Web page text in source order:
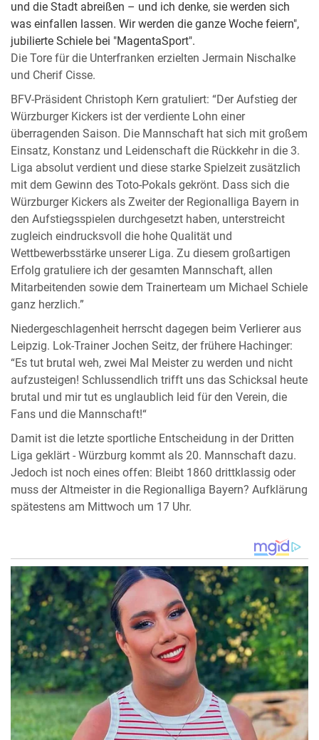
und die Stadt abreißen – und ich denke, sie werden sich
was einfallen lassen. Wir werden die ganze Woche feiern",
jubilierte Schiele bei "MagentaSport".
Die Tore für die Unterfranken erzielten Jermain Nischalke
und Cherif Cisse.
BFV-Präsident Christoph Kern gratuliert: “Der Aufstieg der
Würzburger Kickers ist der verdiente Lohn einer
überragenden Saison. Die Mannschaft hat sich mit großem
Einsatz, Konstanz und Leidenschaft die Rückkehr in die 3.
Liga absolut verdient und diese starke Spielzeit zusätzlich
mit dem Gewinn des Toto-Pokals gekrönt. Dass sich die
Würzburger Kickers als Zweiter der Regionalliga Bayern in
den Aufstiegsspielen durchgesetzt haben, unterstreicht
zugleich eindrucksvoll die hohe Qualität und
Wettbewerbsstärke unserer Liga. Zu diesem großartigen
Erfolg gratuliere ich der gesamten Mannschaft, allen
Mitarbeitenden sowie dem Trainerteam um Michael Schiele
ganz herzlich.”
Niedergeschlagenheit herrscht dagegen beim Verlierer aus
Leipzig. Lok-Trainer Jochen Seitz, der frühere Hachinger:
“Es tut brutal weh, zwei Mal Meister zu werden und nicht
aufzusteigen! Schlussendlich trifft uns das Schicksal heute
brutal und mir tut es unglaublich leid für den Verein, die
Fans und die Mannschaft!“
Damit ist die letzte sportliche Entscheidung in der Dritten
Liga geklärt - Würzburg kommt als 20. Mannschaft dazu.
Jedoch ist noch eines offen: Bleibt 1860 drittklassig oder
muss der Altmeister in die Regionalliga Bayern? Aufklärung
spätestens am Mittwoch um 17 Uhr.